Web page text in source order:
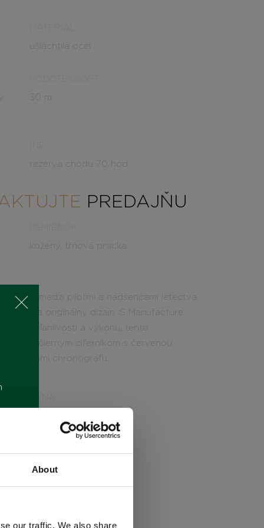
About
our traffic. We also share
ušľachtilá oceľ
30 m
rezerva chodu 70 hod.
kožený, tŕňová pracka
medzi pilotmi a nadšencami letectva
a originálny dizajn. S Manufacture
spoľahlivosti a výkonu, tento
čiernym ciferníkom s červenou
chronografu.
PREDAJŇU